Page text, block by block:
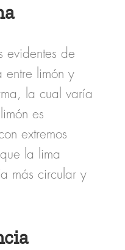
evidentes de
entre limón y
la cual varía
es
extremos
la lima
más circular y